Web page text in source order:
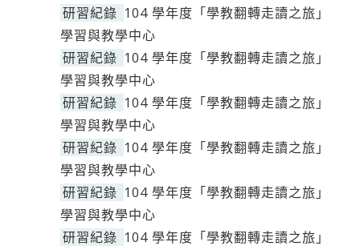
研習紀錄 104 學年度「學教翻轉走讀之旅」
學習與教學中心
研習紀錄 104 學年度「學教翻轉走讀之旅」
學習與教學中心
研習紀錄 104 學年度「學教翻轉走讀之旅」
學習與教學中心
研習紀錄 104 學年度「學教翻轉走讀之旅」
學習與教學中心
研習紀錄 104 學年度「學教翻轉走讀之旅」
學習與教學中心
研習紀錄 104 學年度「學教翻轉走讀之旅」